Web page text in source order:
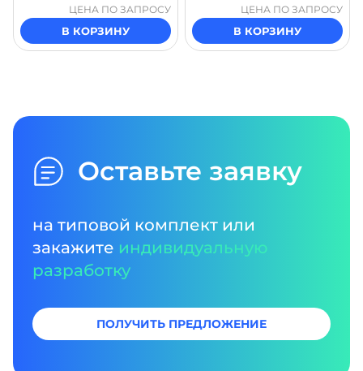
трубопроводные
системы"
ЦЕНА ПО ЗАПРОСУ
В КОРЗИНУ
ремонт
центробежного
нефтеперекацивающе
ЦЕНА ПО ЗАПРОСУ
В КОРЗИНУ
Оставьте заявку
на типовой комплект или
закажите индивидуальную
разработку
ПОЛУЧИТЬ ПРЕДЛОЖЕНИЕ